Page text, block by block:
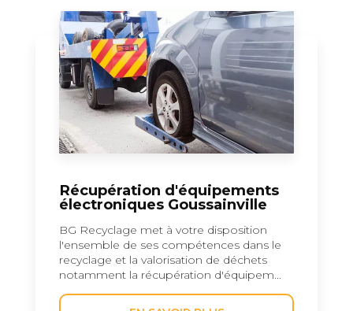
Récupération d'équipements
électroniques Goussainville
BG Recyclage met à votre disposition
l'ensemble de ses compétences dans le
recyclage et la valorisation de déchets
notamment la récupération d'équipem...